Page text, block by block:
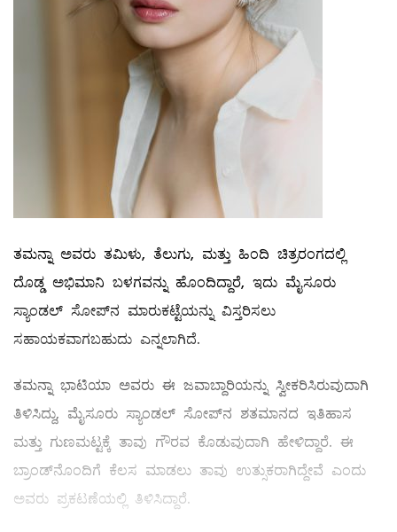
ತಮನ್ನಾ ಅವರು ತಮಿಳು, ತೆಲುಗು, ಮತ್ತು ಹಿಂದಿ ಚಿತ್ರರಂಗದಲ್ಲಿ
ದೊಡ್ಡ ಅಭಿಮಾನಿ ಬಳಗವನ್ನು ಹೊಂದಿದ್ದಾರೆ, ಇದು ಮೈಸೂರು
ಸ್ಯಾಂಡಲ್ ಸೋಪ್‌ನ ಮಾರುಕಟ್ಟೆಯನ್ನು ವಿಸ್ತರಿಸಲು
ಸಹಾಯಕವಾಗಬಹುದು ಎನ್ನಲಾಗಿದೆ.
ತಮನ್ನಾ ಭಾಟಿಯಾ ಅವರು ಈ ಜವಾಬ್ದಾರಿಯನ್ನು ಸ್ವೀಕರಿಸಿರುವುದಾಗಿ
ತಿಳಿಸಿದ್ದು, ಮೈಸೂರು ಸ್ಯಾಂಡಲ್ ಸೋಪ್‌ನ ಶತಮಾನದ ಇತಿಹಾಸ
ಮತ್ತು ಗುಣಮಟ್ಟಕ್ಕೆ ತಾವು ಗೌರವ ಕೊಡುವುದಾಗಿ ಹೇಳಿದ್ದಾರೆ. ಈ
ಬ್ರಾಂಡ್‌ನೊಂದಿಗೆ ಕೆಲಸ ಮಾಡಲು ತಾವು ಉತ್ಸುಕರಾಗಿದ್ದೇವೆ ಎಂದು
ಅವರು ಪ್ರಕಟಣೆಯಲ್ಲಿ ತಿಳಿಸಿದ್ದಾರೆ.